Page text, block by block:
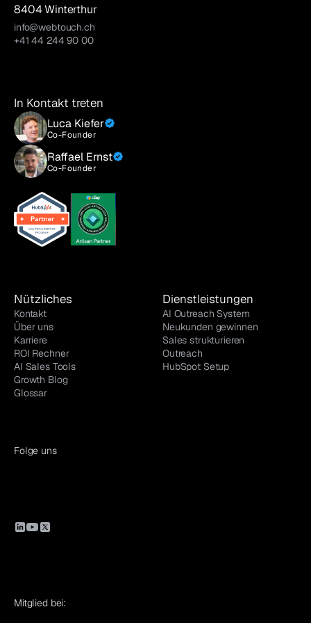
8404 Winterthur
info@webtouch.ch
+41 44 244 90 00
Nützliches
Kontakt
Über uns
Karriere
ROI Rechner
AI Sales Tools
Growth Blog
Glossar
Dienstleistungen
AI Outreach System
Neukunden gewinnen
Sales strukturieren
Outreach
HubSpot Setup
In Kontakt treten
Luca Kiefer
Co-Founder
Raffael Ernst
Co-Founder
Folge uns
Mitglied bei: